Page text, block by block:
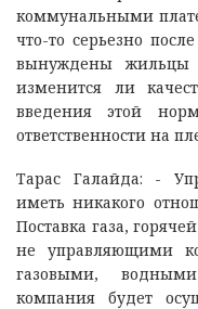
коммунальными
что-то серьезно
вынуждены жильцы
изменится ли
введения этой
ответственности на
Тарас Галайда: -
иметь никакого
Поставка газа,
не управляющими
газовыми,
компания будет